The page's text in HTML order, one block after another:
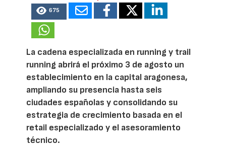
675
La cadena especializada en running y trail
running abrirá el próximo 3 de agosto un
establecimiento en la capital aragonesa,
ampliando su presencia hasta seis
ciudades españolas y consolidando su
estrategia de crecimiento basada en el
retail especializado y el asesoramiento
técnico.